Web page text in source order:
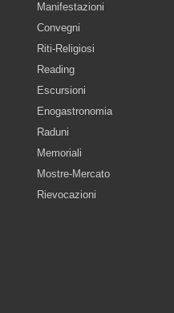
Manifestazioni
Convegni
Riti-Religiosi
Reading
Escursioni
Enogastronomia
Raduni
Memoriali
Mostre-Mercato
Rievocazioni